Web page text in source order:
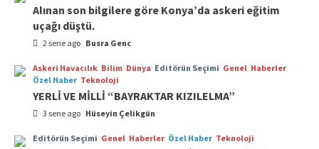
Alınan son bilgilere göre Konya’da askeri eğitim
uçağı düştü.
2 sene ago Busra Genc
Askeri Havacılık Bilim Dünya Editörün Seçimi Genel Haberler
Özel Haber Teknoloji
YERLİ VE MİLLİ “BAYRAKTAR KIZILELMA”
3 sene ago Hüseyin Çelikgün
Editörün Seçimi Genel Haberler Özel Haber Teknoloji